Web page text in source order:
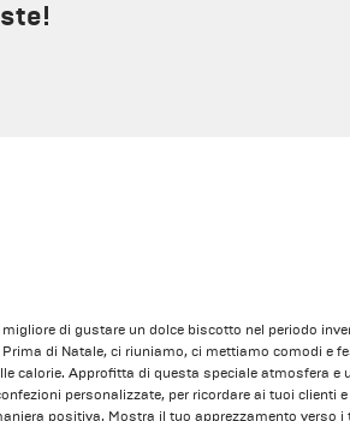
di gustare un dolce biscotto nel periodo
di Natale, ci riuniamo, ci mettiamo comodi e
calorie. Approfitta di questa speciale atmosfera e
personalizzate, per ricordare ai tuoi clienti
positiva. Mostra il tuo apprezzamento verso